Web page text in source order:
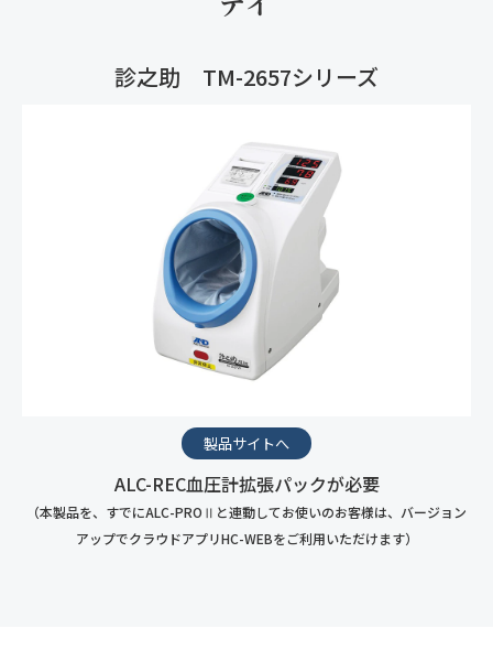
診之助 TM-2657シリーズ
製品サイトへ
ALC-REC血圧計拡張パックが必要
（本製品を、すでにALC-PROⅡと連動してお使いのお客様は、バージョン
アップでクラウドアプリHC-WEBをご利用いただけます）